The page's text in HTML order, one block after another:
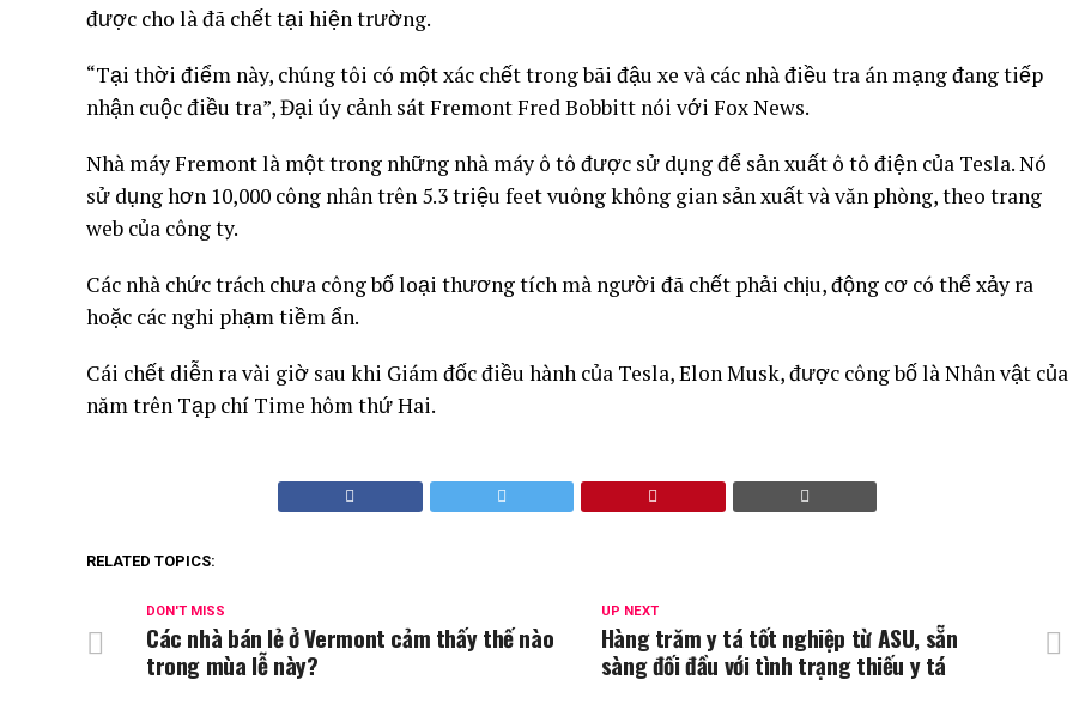
được cho là đã chết tại hiện trường.
“Tại thời điểm này, chúng tôi có một xác chết trong bãi đậu xe và các nhà điều tra án mạng đang tiếp
nhận cuộc điều tra”, Đại úy cảnh sát Fremont Fred Bobbitt nói với Fox News.
Nhà máy Fremont là một trong những nhà máy ô tô được sử dụng để sản xuất ô tô điện của Tesla. Nó
sử dụng hơn 10,000 công nhân trên 5.3 triệu feet vuông không gian sản xuất và văn phòng, theo trang
web của công ty.
Các nhà chức trách chưa công bố loại thương tích mà người đã chết phải chịu, động cơ có thể xảy ra
hoặc các nghi phạm tiềm ẩn.
Cái chết diễn ra vài giờ sau khi Giám đốc điều hành của Tesla, Elon Musk, được công bố là Nhân vật của
năm trên Tạp chí Time hôm thứ Hai.
RELATED TOPICS:
UP NEXT
Hàng trăm y tá tốt nghiệp từ ASU, sẵn
sàng đối đầu với tình trạng thiếu y tá
DON'T MISS
Các nhà bán lẻ ở Vermont cảm thấy thế nào
trong mùa lễ này?